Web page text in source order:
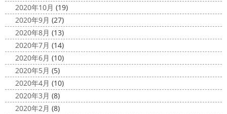
2020年10月 (19)
2020年9月 (27)
2020年8月 (13)
2020年7月 (14)
2020年6月 (10)
2020年5月 (5)
2020年4月 (10)
2020年3月 (8)
2020年2月 (8)